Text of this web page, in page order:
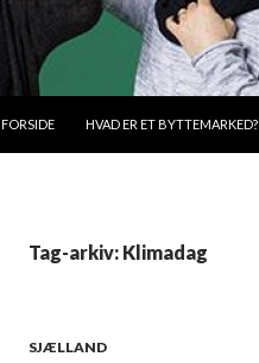
FORSIDE
HVAD ER ET BYTTEMARKED?
Tag-arkiv: Klimadag
SJÆLLAND